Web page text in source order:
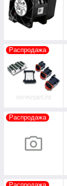
Распродажа
Распродажа